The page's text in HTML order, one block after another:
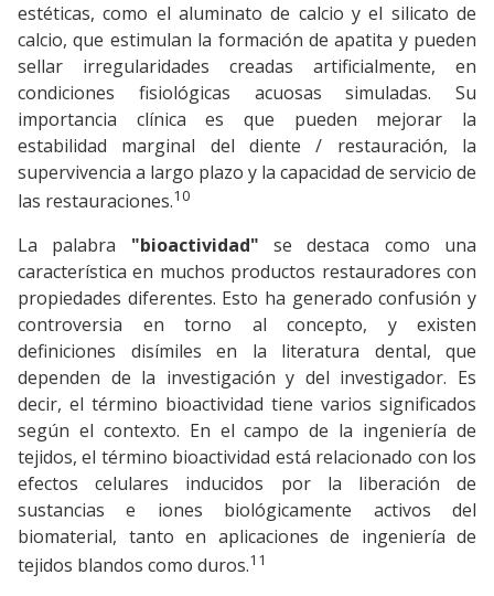
estéticas, como el aluminato de calcio y el silicato de
calcio, que estimulan la formación de apatita y pueden
sellar irregularidades creadas artificialmente, en
condiciones fisiológicas acuosas simuladas. Su
importancia clínica es que pueden mejorar la
estabilidad marginal del diente / restauración, la
supervivencia a largo plazo y la capacidad de servicio de
las restauraciones.10
La palabra "bioactividad" se destaca como una
característica en muchos productos restauradores con
propiedades diferentes. Esto ha generado confusión y
controversia en torno al concepto, y existen
definiciones disímiles en la literatura dental, que
dependen de la investigación y del investigador. Es
decir, el término bioactividad tiene varios significados
según el contexto. En el campo de la ingeniería de
tejidos, el término bioactividad está relacionado con los
efectos celulares inducidos por la liberación de
sustancias e iones biológicamente activos del
biomaterial, tanto en aplicaciones de ingeniería de
tejidos blandos como duros.11